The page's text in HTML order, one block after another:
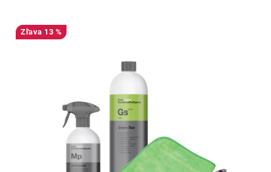
VÝHODNÉ SADY
THE FINISHER
DARČEKOVÉ POUKAZY
ČISTENIE A ÚDRŽBA LODÍ
13 %